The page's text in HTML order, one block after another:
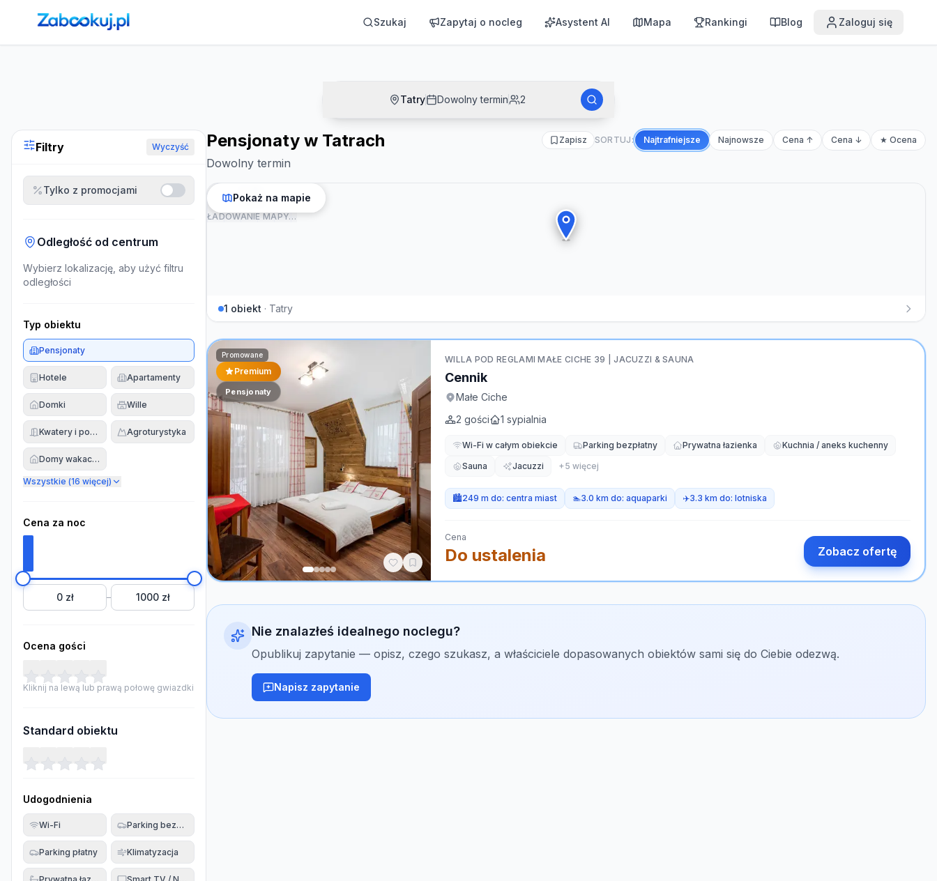
Strona główna ›Noclegi Szukaj Zapytaj o nocleg Asystent AI Mapa Rankingi Blog Zaloguj się
Tatry Dowolny termin 2
Filtry Wyczyść
Tylko z promocjami
Odległość od centrum
Wybierz lokalizację, aby użyć filtru
odległości
Typ obiektu
Pensjonaty
Hotele Apartamenty
Domki Wille
Kwatery i pokoje Agroturystyka
Domy wakacyjne
Wszystkie (16 więcej)
Cena za noc
0 zł – 1000 zł
Ocena gości
Kliknij na lewą lub prawą połowę gwiazdki
Standard obiektu
Udogodnienia
Wi-Fi Parking bezpłatny
Parking płatny Klimatyzacja
Pensjonaty w Tatrach
Dowolny termin
Zapisz SORTUJ: Najtrafniejsze Najnowsze Cena ↑ Cena ↓ ★ Ocena
ŁADOWANIE MAPY…
Pokaż na mapie
1 obiekt · Tatry
Promowane
Premium
Pensjonaty
WILLA POD REGLAMI MAŁE CICHE 39 | JACUZZI & SAUNA
Cennik
Małe Ciche
2 gości 1 sypialnia
Wi-Fi w całym obiekcie Parking bezpłatny Prywatna łazienka
Kuchnia / aneks kuchenny
Sauna
Jacuzzi +5 więcej
🏙️249 m do: centra miast 🏊3.0 km do: aquaparki ✈️3.3 km do: lotniska
Cena
Do ustalenia Zobacz ofertę
Nie znalazłeś idealnego noclegu?
Opublikuj zapytanie — opisz, czego szukasz, a właściciele dopasowanych obiektów sami się do Ciebie odezwą.
Napisz zapytanie